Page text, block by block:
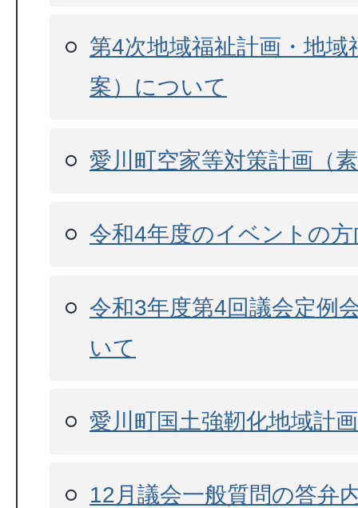
第4次地域福祉計画・地域
案）について
愛川町空家等対策計画（
令和4年度のイベントの
令和3年度第4回議会定例
いて
愛川町国土強靭化地域計
12月議会一般質問の答弁